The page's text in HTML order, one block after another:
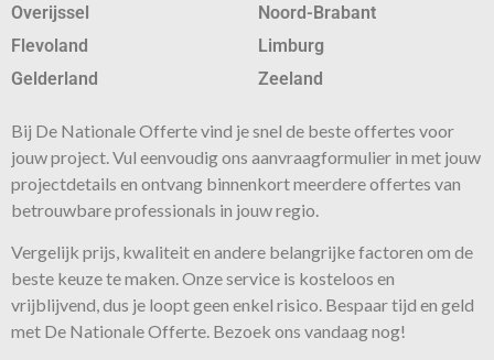
Overijssel
Flevoland
Gelderland
Noord-Brabant
Limburg
Zeeland
Bij De Nationale Offerte vind je snel de besteoffertes voor
jouw project. Vul eenvoudig ons aanvraagformulier in met jouw
projectdetails en ontvang binnenkort meerdere offertes van
betrouwbare professionals in jouw regio.
Vergelijk prijs, kwaliteit en andere belangrijke factoren om de
beste keuze te maken. Onzeservice is kosteloos en
vrijblijvend, dus je loopt geen enkel risico. Bespaar tijd en geld
met De Nationale Offerte. Bezoek ons vandaag nog!